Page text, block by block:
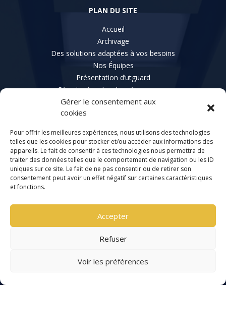
Gérer le consentement aux
cookies
Pour offrir les meilleures expériences, nous utilisons des technologies
telles que les cookies pour stocker et/ou accéder aux informations des
appareils. Le fait de consentir à ces technologies nous permettra de
traiter des données telles que le comportement de navigation ou les ID
uniques sur ce site. Le fait de ne pas consentir ou de retirer son
consentement peut avoir un effet négatif sur certaines caractéristiques
et fonctions.
Accepter
Refuser
Voir les préférences
PLAN DU SITE
Accueil
Archivage
Des solutions adaptées à vos besoins
Nos Équipes
Présentation d’utguard
Sécurisation des données serveur
Sécurisation des données poste de travail
ACCÈS
CONTACT
0800 00 22 18
contact@utguard.com
SOLUTIONS
SAUVEGARDE
Sécurisation des données serveur
SOLUTIONS
En poursuivant votre navigation, vous acceptez l'utilisation
de services tiers pouvant installer des cookies.